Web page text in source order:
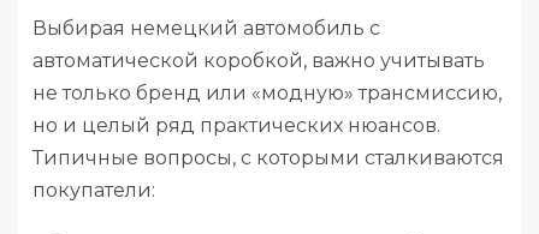
Выбирая немецкий автомобиль с
автоматической коробкой, важно учитывать
не только бренд или «модную» трансмиссию,
но и целый ряд практических нюансов.
Типичные вопросы, с которыми сталкиваются
покупатели: